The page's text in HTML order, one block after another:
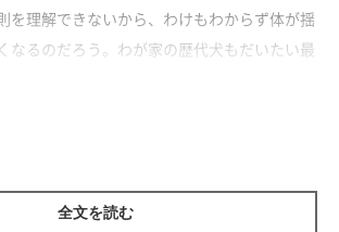
を理解できないから、わけもわからず体が揺
なるのだろう。わが家の歴代犬もだいたい最
全文を読む